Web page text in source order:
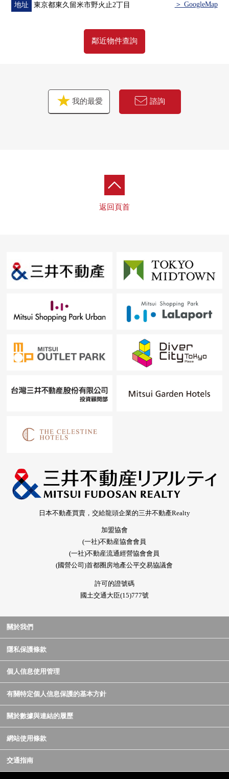
地址 東京都東久留米市野火止2丁目 ＞ GoogleMap
鄰近物件查詢
我的最愛 諮詢
返回頁首
日本不動產買賣，交給龍頭企業的三井不動產Realty
加盟協會
(一社)不動産協會會員
(一社)不動産流通經營協會會員
(國營公司)首都圈房地產公平交易協議會
許可的證號碼
國土交通大臣(15)777號
關於我們
隱私保護條款
個人信息使用管理
有關特定個人信息保護的基本方針
關於數據與連結的履歷
網站使用條款
交通指南